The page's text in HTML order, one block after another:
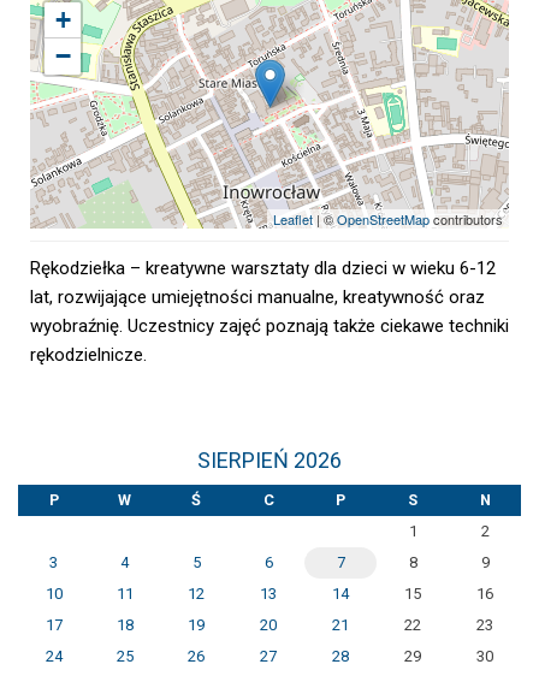
+
−
Leaflet| ©OpenStreetMapcontributors
Rękodziełka – kreatywne warsztaty dla dzieci w wieku 6-12
lat, rozwijające umiejętności manualne, kreatywność oraz
wyobraźnię. Uczestnicy zajęć poznają także ciekawe techniki
rękodzielnicze.
SIERPIEŃ 2026
P W Ś C P S
N
1
2
3
4 5 6 7 8
9
10
11 12 13 14 15
16
17
18 19 20 21 22
23
24
25 26 27 28 29
30